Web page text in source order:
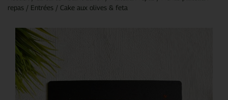
repas / Entrées / Cake aux olives & feta